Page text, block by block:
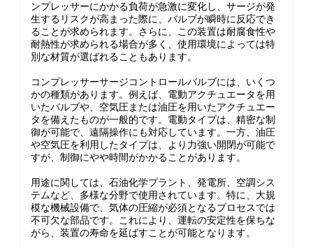
ンプレッサーにかかる負荷が急激に変化し、サージが発
生するリスクが高まった際に、バルブが瞬時に反応でき
ることが求められます。さらに、この装置は耐腐食性や
耐熱性が求められる場合が多く、使用環境によっては特
別な材質が選ばれることもあります。
コンプレッサーサージコントロールバルブには、いくつ
かの種類があります。例えば、電動アクチュエータを用
いたバルブや、空気圧または油圧を用いたアクチュエー
タを備えたものが一般的です。電動タイプは、精密な制
御が可能で、遠隔操作にも対応しています。一方、油圧
や空気圧を利用したタイプは、より力強い開閉が可能で
すが、制御にやや時間がかかることがあります。
用途に関しては、石油化学プラント、発電所、空調シス
テムなど、多様な分野で使用されています。特に、大規
模な機械設備で、気体の圧縮が必須となるプロセスでは
不可欠な部品です。これにより、運転の安定性を保ちな
がら、装置の寿命を延ばすことが可能となります。